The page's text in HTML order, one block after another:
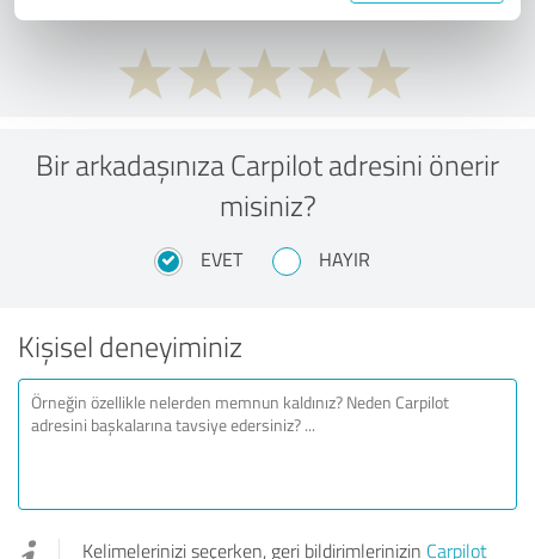
Bir arkadaşınıza Carpilot adresini önerir
misiniz?
EVET HAYIR
Kişisel deneyiminiz
Kelimelerinizi seçerken, geri bildirimlerinizin Carpilot